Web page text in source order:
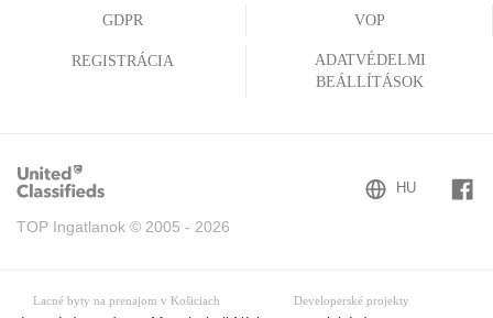
GDPR VOP
REGISTRÁCIA
ADATVÉDELMI
BEÁLLÍTÁSOK
TOP Ingatlanok © 2005 - 2026
Lacné byty na prenajom v Košiciach Developerské projekty